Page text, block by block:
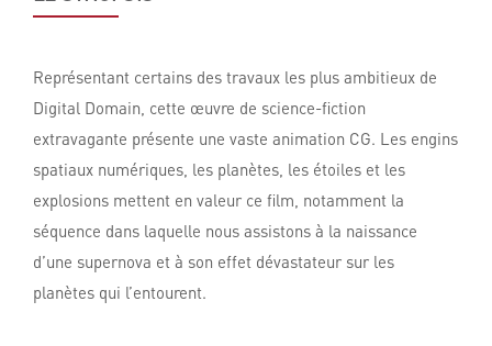
Représentant certains des travaux les plus ambitieux de
Digital Domain, cette œuvre de science-fiction
extravagante présente une vaste animation CG. Les engins
spatiaux numériques, les planètes, les étoiles et les
explosions mettent en valeur ce film, notamment la
séquence dans laquelle nous assistons à la naissance
d’une supernova et à son effet dévastateur sur les
planètes qui l’entourent.